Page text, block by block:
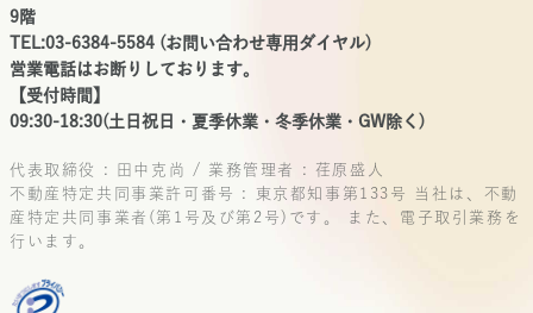
9階
TEL:03-6384-5584 (お問い合わせ専用ダイヤル)
営業電話はお断りしております。
【受付時間】
09:30-18:30(土日祝日・夏季休業・冬季休業・GW除く)
代表取締役 : 田中克尚 / 業務管理者 : 荏原盛人
不動産特定共同事業許可番号 : 東京都知事第133号
当社は、不動
産特定共同事業者(第1号及び第2号)です。
また、電子取引業務を
行います。